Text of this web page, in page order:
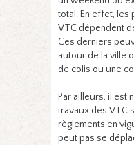
total. En effet, les
VTC dépendent
Ces derniers
autour de la ville
de colis ou une
Par ailleurs, il est
travaux des VTC
règlements en
peut pas se